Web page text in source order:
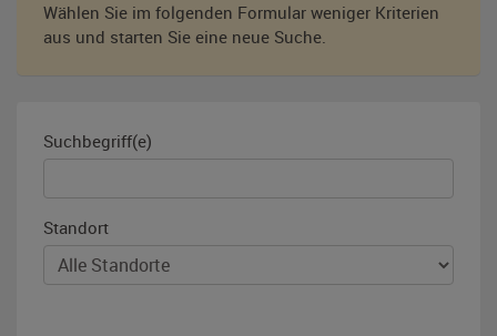
Wählen Sie im folgenden Formular weniger Kriterien
aus und starten Sie eine neue Suche.
Suchbegriff(e)
Standort